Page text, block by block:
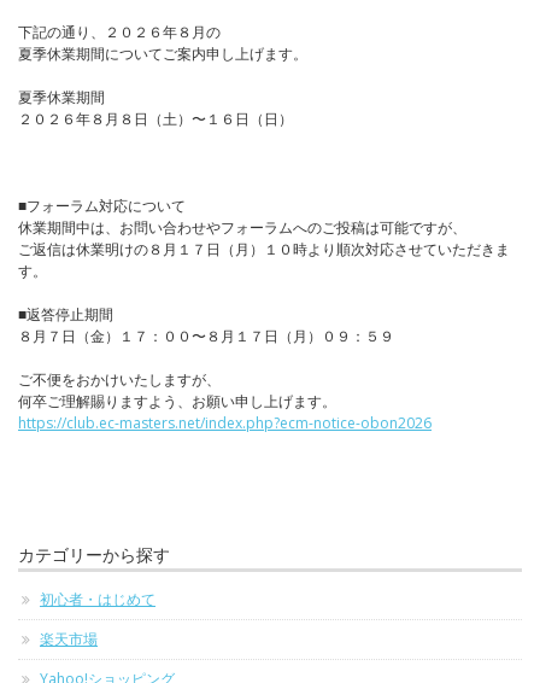
下記の通り、２０２６年８月の
夏季休業期間についてご案内申し上げます。
夏季休業期間
２０２６年８月８日（土）〜１６日（日）
■フォーラム対応について
休業期間中は、お問い合わせやフォーラムへのご投稿は可能ですが、
ご返信は休業明けの８月１７日（月）１０時より順次対応させていただきま
す。
■返答停止期間
８月７日（金）１７：００〜８月１７日（月）０９：５９
ご不便をおかけいたしますが、
何卒ご理解賜りますよう、お願い申し上げます。
https://club.ec-masters.net/index.php?ecm-notice-obon2026
カテゴリーから探す
初心者・はじめて
楽天市場
Yahoo!ショッピング